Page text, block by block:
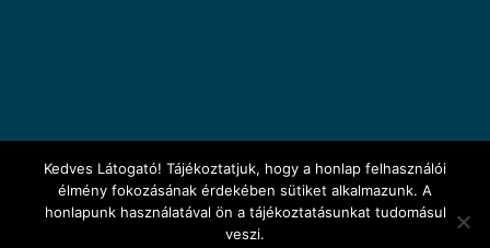
Kedves Látogató! Tájékoztatjuk, hogy a honlap felhasználói
élmény fokozásának érdekében sütiket alkalmazunk. A
honlapunk használatával ön a tájékoztatásunkat tudomásul
veszi.